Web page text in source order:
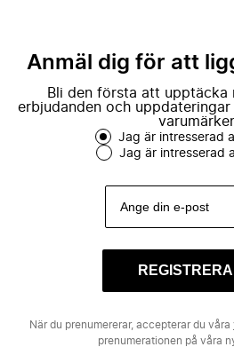
Anmäl dig för att
Bli den första att upptäcka
erbjudanden och
Jag är intresserad
Jag är intresserad
När du prenumererar, accepterar du våra
prenumerationen på våra